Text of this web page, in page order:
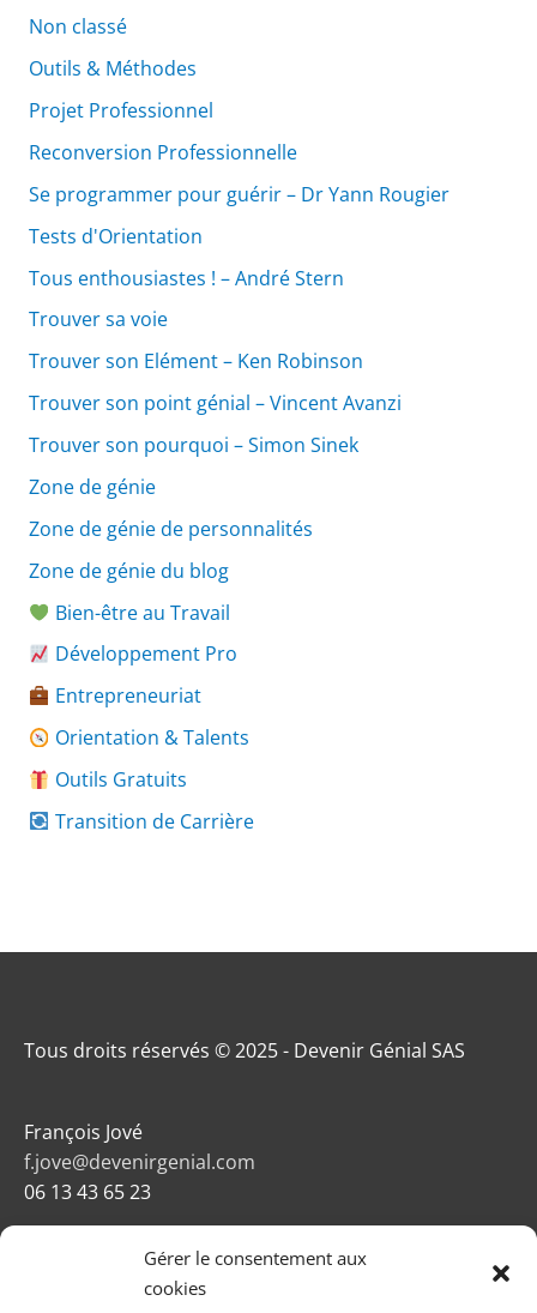
Gérer le consentement aux
cookies
Non classé
Outils & Méthodes
Projet Professionnel
Reconversion Professionnelle
Se programmer pour guérir – Dr Yann Rougier
Tests d'Orientation
Tous enthousiastes ! – André Stern
Trouver sa voie
Trouver son Elément – Ken Robinson
Trouver son point génial – Vincent Avanzi
Trouver son pourquoi – Simon Sinek
Zone de génie
Zone de génie de personnalités
Zone de génie du blog
Bien-être au Travail
Développement Pro
Entrepreneuriat
Orientation & Talents
Outils Gratuits
Transition de Carrière
Tous droits réservés © 2025 - Devenir Génial SAS
François Jové
f.jove@devenirgenial.com
06 13 43 65 23